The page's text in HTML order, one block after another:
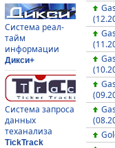
Система реал-
тайм
информации
Дикси+
Система запроса
данных
теханализа
TickTrack